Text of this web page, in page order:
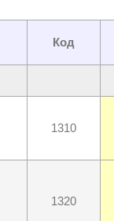
Код
1310
1320